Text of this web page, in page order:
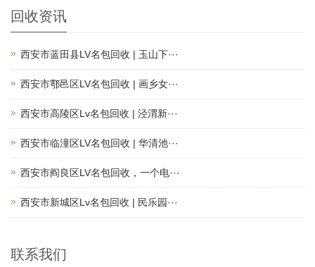
回收资讯
西安市蓝田县LV名包回收 | 玉山下···
西安市鄠邑区LV名包回收 | 画乡女···
西安市高陵区Lv名包回收 | 泾渭新···
西安市临潼区LV名包回收 | 华清池···
西安市阎良区LV名包回收，一个电···
西安市新城区Lv名包回收 | 民乐园···
联系我们